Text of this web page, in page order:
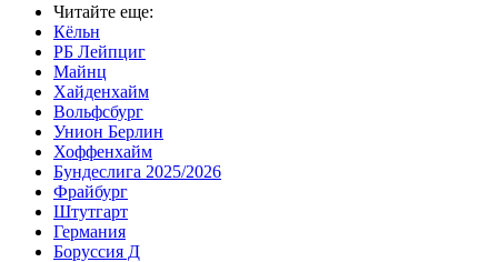
Читайте еще:
Кёльн
РБ Лейпциг
Майнц
Хайденхайм
Вольфсбург
Унион Берлин
Хоффенхайм
Бундеслига 2025/2026
Фрайбург
Штутгарт
Германия
Боруссия Д